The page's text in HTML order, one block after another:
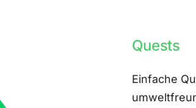
Quests
Einfache